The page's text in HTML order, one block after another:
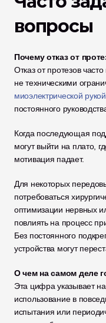
вопросы
Почему отказ от
Отказ от протезов
миоэлектрической рукой
постоянного
Когда последующая
могут выйти на плато,
мотивация падает.
Для некоторых
потребоваться
оптимизации нервных
повлиять на процесс
Без постоянного
устройства могут
О чем на самом деле
Эта цифра указывает
использование в
испытания или